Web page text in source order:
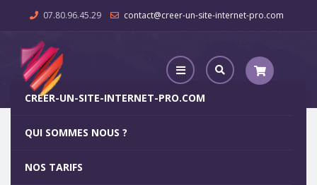
07.80.96.45.29 contact@creer-un-site-internet-pro.com
CREER-UN-SITE-INTERNET-PRO.COM
QUI SOMMES NOUS ?
NOS TARIFS
Agence Web Saint-Silvain-sous-Toulx